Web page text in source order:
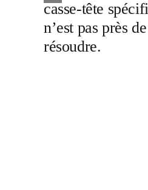
casse-tête
n’est pas près
résoudre.